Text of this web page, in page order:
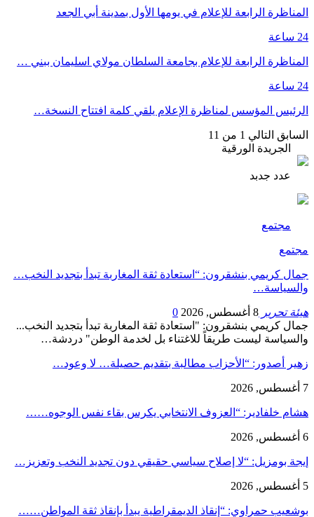
المناظرة الرابعة للإعلام في يومها الأول بمدينة أبي الجعد
24 ساعة
المناظرة الرابعة للإعلام بجامعة السلطان مولاي اسليمان ببني …
24 ساعة
الرئيس المؤسس لمناظرة الإعلام يلقي كلمة افتتاح النسخة…
السابق التالي 1 من 11
الجريدة الورقية
عدد جدبد
مجتمع
مجتمع
جمال كريمي بنشقرون: “استعادة ثقة المغاربة تبدأ بتجديد النخب…
والسياسة…
هيئة تحرير 8 أغسطس, 2026
0
جمال كريمي بنشقرون: "استعادة ثقة المغاربة تبدأ بتجديد النخب...
والسياسة ليست طريقاً للاغتناء بل لخدمة الوطن" دردشة…
زهير أصدور: “الأحزاب مطالبة بتقديم حصيلة… لا وعود…
7 أغسطس, 2026
هشام خلفادير: “العزوف الانتخابي يكرس بقاء نفس الوجوه……
6 أغسطس, 2026
إيجة بومزيل: “لا إصلاح سياسي حقيقي دون تجديد النخب وتعزيز…
5 أغسطس, 2026
بوشعيب حمراوي: “إنقاذ الديمقراطية يبدأ بإنقاذ ثقة المواطن……